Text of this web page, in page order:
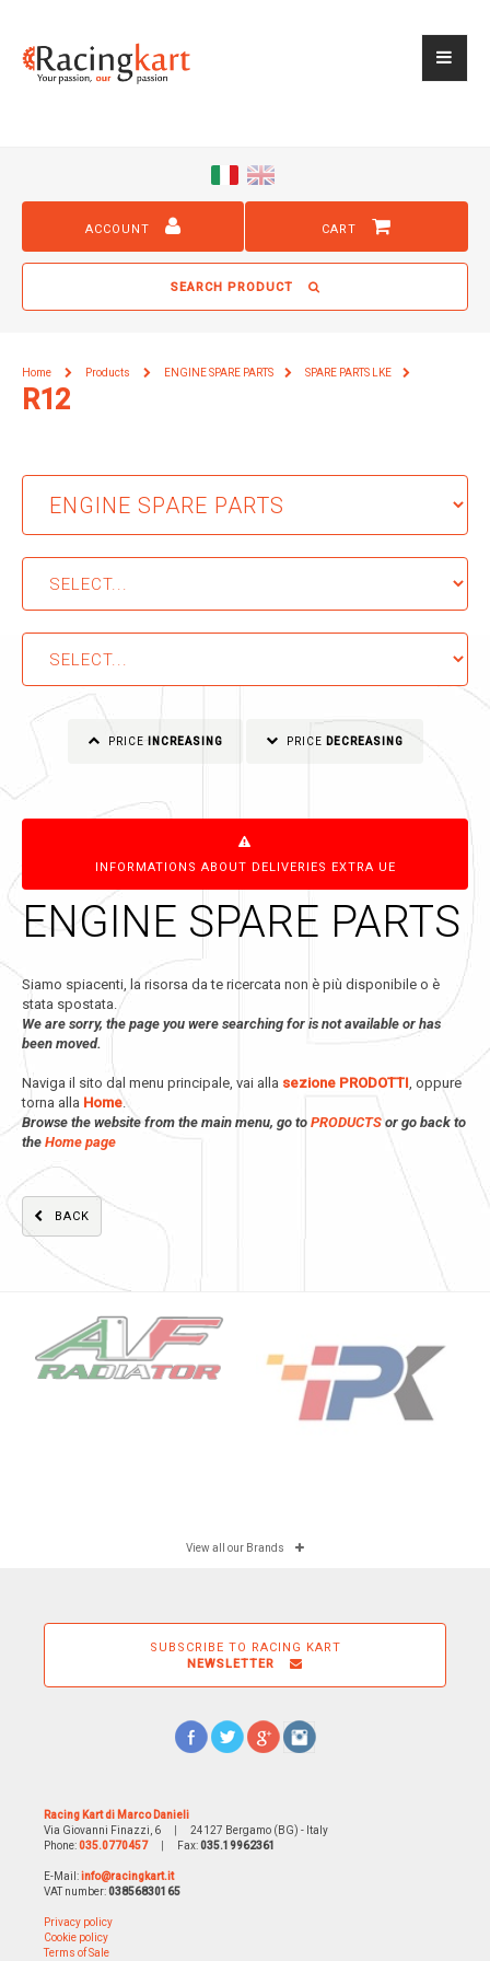
ACCOUNT CART
SEARCH PRODUCT
Home Products ENGINE SPARE PARTS SPARE PARTS LKE
R12
PRICEINCREASING PRICE DECREASING
INFORMATIONS ABOUT DELIVERIES EXTRA UE
ENGINE SPARE PARTS
Siamo spiacenti, la risorsa da te ricercata non è più disponibile o è
stata spostata.
We are sorry, the page you were searching for is not available or has
been moved.
Naviga il sito dal menu principale, vai alla sezione PRODOTTI , oppure
torna alla Home
Browse the website from the main menu, go to PRODUCTS or go back to
the Home page
BACK
View all our Brands
SUBSCRIBE TO RACING KART
NEWSLETTER
Racing Kart di Marco Danieli
Via Giovanni Finazzi, 6
24127 Bergamo (BG) - Italy
Phone:035.0770457 Fax:035.19962361
E-Mail:info@racingkart.it
VAT number:03856830165
Privacy policy
Cookie policy
Terms of Sale